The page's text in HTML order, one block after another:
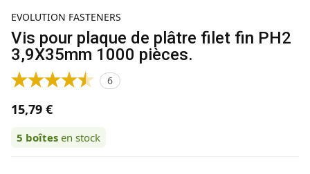
EVOLUTION FASTENERS
Vis pour plaque de plâtre filet fin PH2
3,9X35mm 1000 pièces.
6
15,79 €
5 boîtes en stock